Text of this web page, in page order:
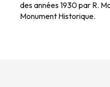
des années 1930 par R.
Monument Historique.